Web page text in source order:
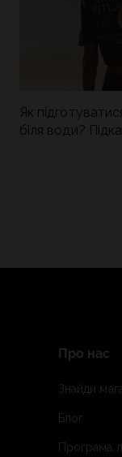
Як
біля води?
Про нас
Знайди
Блог
Програма